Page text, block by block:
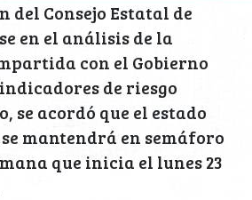
del Consejo Estatal de
en el análisis de la
con el Gobierno
de riesgo
se acordó que el estado
mantendrá en semáforo
que inicia el lunes 23